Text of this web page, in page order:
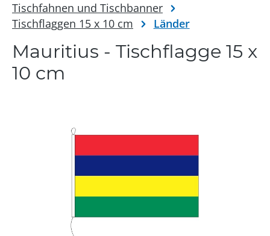
Tischfahnen und Tischbanner
Tischflaggen 15 x 10 cm
Länder
Mauritius - Tischflagge 15 x
10 cm
Bildergalerie überspringen